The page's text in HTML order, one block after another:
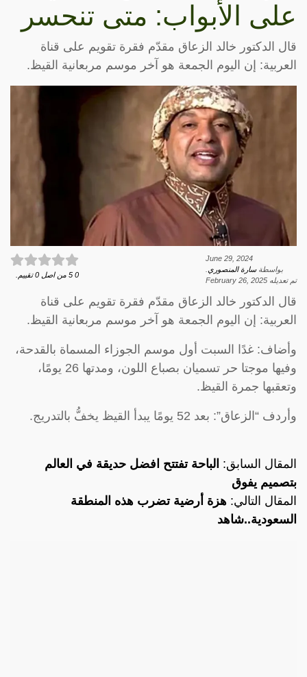
على الأبواب: متى تنحسر
قال الدكتور خالد الزعاق مقدّم فقرة تقويم على قناة
العربية: إن اليوم الجمعة هو آخر موسم مربعانية القيظ.
June 29, 2024
بواسطةسارة المنصوري
تم تعديله February 26, 2025
0
5 من اصل 0 تقييم.
قال الدكتور خالد الزعاق مقدّم فقرة تقويم على قناة
العربية: إن اليوم الجمعة هو آخر موسم مربعانية القيظ.
وأضاف: غدًا السبت أول موسم الجوزاء المسماة بالقدحة،
وفيها موجتا حر تسميان بصباع اللون، ومدتها 26 يومًا،
وتعقبها جمرة القيظ.
وأردف “الزعاق”: بعد 52 يومًا يبدأ القيظ يخفُّ بالتدريج.
المقال السابق: الباحة تفتتح افضل حديقة في العالم
بتصميم يفوق
المقال التالي: هزة أرضية تضرب هذه المنطقة
السعودية..شاهد